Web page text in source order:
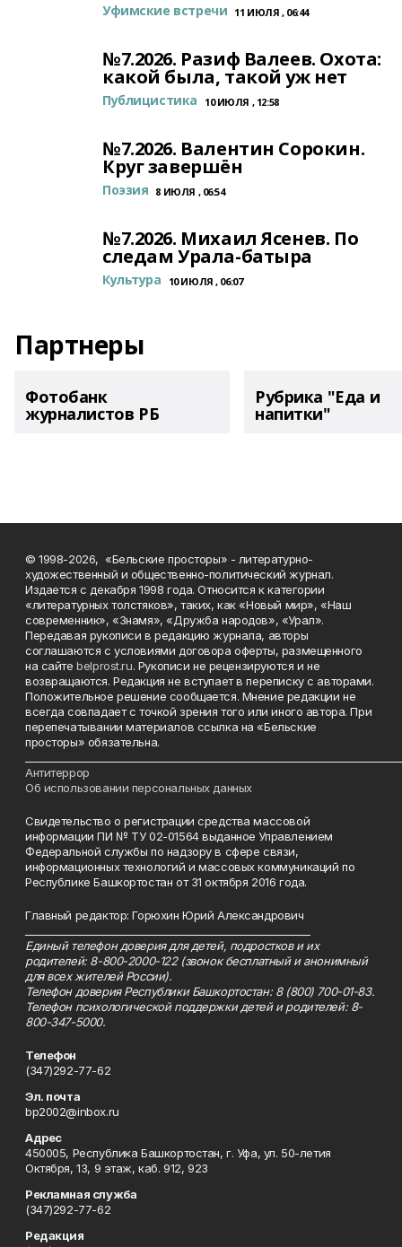
Уфимские встречи 11 ИЮЛЯ , 06:44
№7.2026. Разиф Валеев. Охота:
какой была, такой уж нет
Публицистика 10 ИЮЛЯ , 12:58
№7.2026. Валентин Сорокин.
Круг завершён
Поэзия 8 ИЮЛЯ , 06:54
№7.2026. Михаил Ясенев. По
следам Урала-батыра
Культура 10 ИЮЛЯ , 06:07
Партнеры
Фотобанк
журналистов РБ
Рубрика "Еда и
напитки"
© 1998-2026, «Бельские просторы» - литературно-
художественный и общественно-политический журнал.
Издается с декабря 1998 года. Относится к категории
«литературных толстяков», таких, как «Новый мир», «Наш
современник», «Знамя», «Дружба народов», «Урал».
Передавая рукописи в редакцию журнала, авторы
соглашаются с условиями договора оферты, размещенного
на сайтеbelprost.ru. Рукописи не рецензируются и не
возвращаются. Редакция не вступает в переписку с авторами.
Положительное решение сообщается. Мнение редакции не
всегда совпадает с точкой зрения того или иного автора. При
перепечатывании материалов ссылка на «Бельские
просторы» обязательна.
Антитеррор
Об использовании персональных данных
Свидетельство о регистрации средства массовой
информации ПИ № ТУ 02-01564 выданное Управлением
Федеральной службы по надзору в сфере связи,
информационных технологий и массовых коммуникаций по
Республике Башкортостан от 31 октября 2016 года.
Главный редактор: Горюхин Юрий Александрович
Единый телефон доверия для детей, подростков и их
родителей: 8-800-2000-122 (звонок бесплатный и анонимный
для всех жителей России).
Телефон доверия Республики Башкортостан: 8 (800) 700-01-83.
Телефон психологической поддержки детей и родителей: 8-
800-347-5000.
Телефон
(347)292-77-62
Эл. почта
bp2002@inbox.ru
Адрес
450005, Республика Башкортостан, г. Уфа, ул. 50-летия
Октября, 13, 9 этаж, каб. 912, 923
Рекламная служба
(347)292-77-62
Редакция